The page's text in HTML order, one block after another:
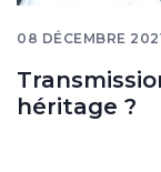
08 DÉCEMBRE
héritage ?